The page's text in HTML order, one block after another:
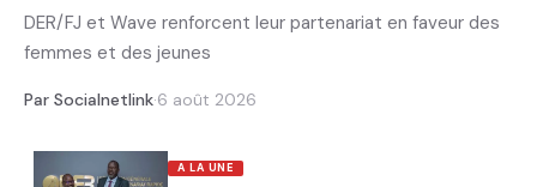
DER/FJ et Wave renforcent leur partenariat en faveur des
femmes et des jeunes
Par Socialnetlink·6 août 2026
A LA UNE